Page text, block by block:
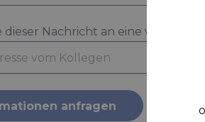
dieser Nachricht an eine weitere
anfragen